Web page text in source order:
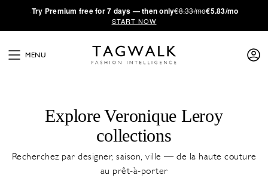
·Try Premium free for 7 days — then only€8.33/mo€5.83/mo
START NOW
MENU
Explore Veronique Leroy
collections
Recherchez par designer, saison, ville — de la haute couture
au prêt-à-porter